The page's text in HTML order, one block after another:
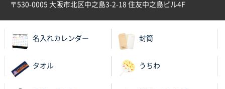
〒530-0005 大阪市北区中之島3-2-18 住友中之島ビル4F
名入れカレンダー 封筒
タオル うちわ